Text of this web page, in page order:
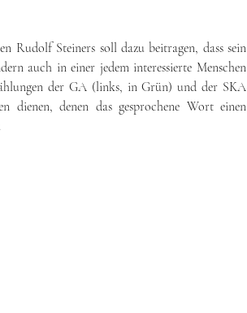
Rudolf Steiners soll dazu beitragen, dass sein
auch in einer jedem interessierte Menschen
der GA (links, in Grün) und der SKA
dienen, denen das gesprochene Wort einen